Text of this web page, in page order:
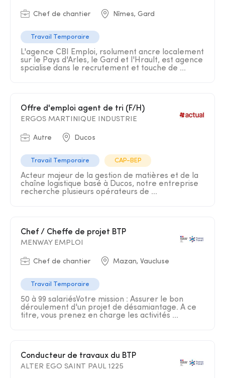
Chef de chantier Nîmes, Gard
Travail Temporaire
L'agence CBI Emploi, rsolument ancre localement
sur le Pays d'Arles, le Gard et l'Hrault, est agence
spcialise dans le recrutement et touche de ...
Offre d'emploi agent de tri (F/H)
ERGOS MARTINIQUE INDUSTRIE
Autre Ducos
Travail Temporaire CAP-BEP
Acteur majeur de la gestion de matières et de la
chaîne logistique basé à Ducos, notre entreprise
recherche plusieurs opérateurs de ...
Chef / Cheffe de projet BTP
MENWAY EMPLOI
Chef de chantier Mazan, Vaucluse
Travail Temporaire
50 à 99 salariésVotre mission : Assurer le bon
déroulement d'un projet de désamiantage. A ce
titre, vous prenez en charge les activités ...
Conducteur de travaux du BTP
ALTER EGO SAINT PAUL 1225